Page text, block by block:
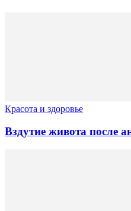
Красота и здоровье
Вздутие живота после